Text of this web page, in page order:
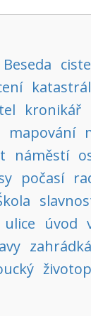
Beseda
kronikář
mapování
náměstí
počasí
ulice úvod